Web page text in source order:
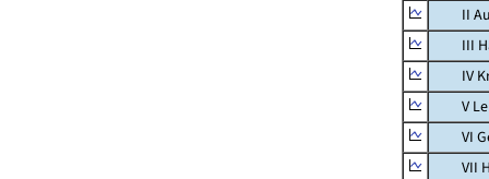
II
III
IV
V
VI
VII